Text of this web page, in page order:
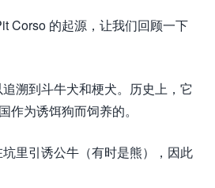
Corso 的起源，让我们回顾一下
溯到斗牛犬和梗犬。历史上，它
作为诱饵狗而饲养的。
里引诱公牛（有时是熊），因此